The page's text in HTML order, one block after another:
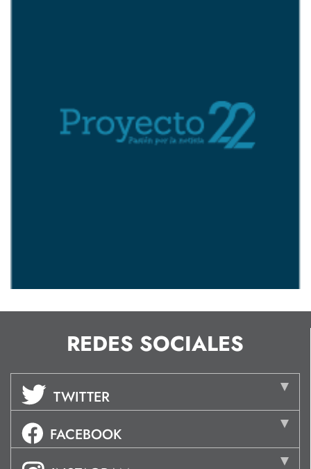
REDES SOCIALES
TWITTER
FACEBOOK